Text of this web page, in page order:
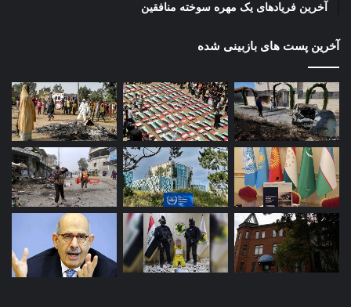
آخرین فریادهای یک مهره سوخته منافقین
آخرین پست های بازبینی شده